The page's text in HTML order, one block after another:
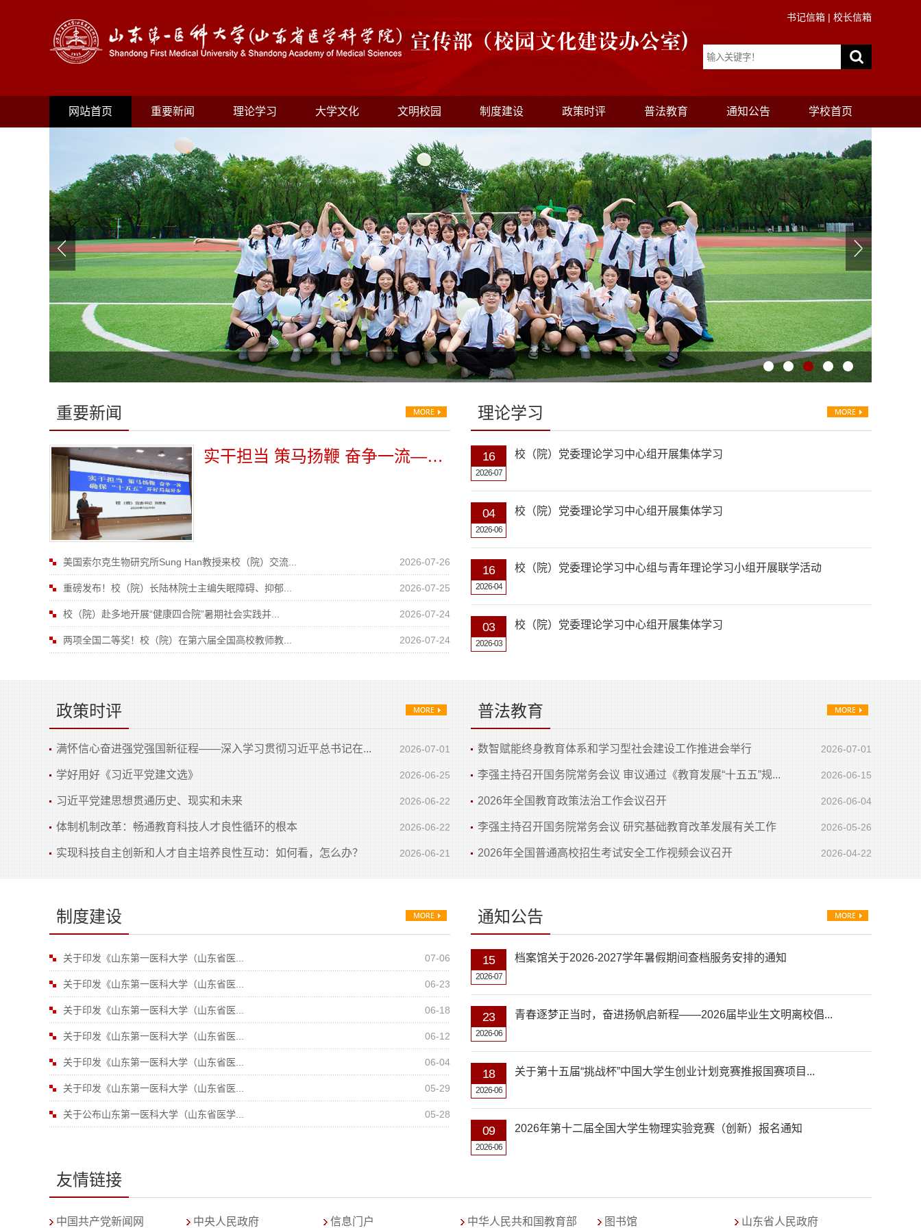
书记信箱 | 校长信箱
网站首页 重要新闻 理论学习 大学文化 文明校园 制度建设 政策时评 普法教育 通知公告 学校首页
重要新闻
实干担当 策马扬鞭 奋争一流——校（院）召开2026...
2026-07-26
美国索尔克生物研究所Sung Han教授来校（院）交流...
2026-07-25
重磅发布！校（院）长陆林院士主编失眠障碍、抑郁...
2026-07-24
校（院）赴多地开展“健康四合院”暑期社会实践并...
2026-07-24
两项全国二等奖！校（院）在第六届全国高校教师教...
理论学习
16
2026-07
校（院）党委理论学习中心组开展集体学习
04
2026-06
校（院）党委理论学习中心组开展集体学习
16
2026-04
校（院）党委理论学习中心组与青年理论学习小组开展联学活动
03
2026-03
校（院）党委理论学习中心组开展集体学习
15
2026-01
校（院）党委理论学习中心组开展集体学习
政策时评
2026-07-01
满怀信心奋进强党强国新征程——深入学习贯彻习近平总书记在...
2026-06-25
学好用好《习近平党建文选》
2026-06-22
习近平党建思想贯通历史、现实和未来
2026-06-22
体制机制改革：畅通教育科技人才良性循环的根本
2026-06-21
实现科技自主创新和人才自主培养良性互动：如何看，怎么办？
普法教育
2026-07-01
数智赋能终身教育体系和学习型社会建设工作推进会举行
2026-06-15
李强主持召开国务院常务会议 审议通过《教育发展“十五五”规...
2026-06-04
2026年全国教育政策法治工作会议召开
2026-05-26
李强主持召开国务院常务会议 研究基础教育改革发展有关工作
2026-04-22
2026年全国普通高校招生考试安全工作视频会议召开
制度建设
07-06
关于印发《山东第一医科大学（山东省医...
06-23
关于印发《山东第一医科大学（山东省医...
06-18
关于印发《山东第一医科大学（山东省医...
06-12
关于印发《山东第一医科大学（山东省医...
06-04
关于印发《山东第一医科大学（山东省医...
05-29
关于印发《山东第一医科大学（山东省医...
05-28
关于公布山东第一医科大学（山东省医学...
通知公告
15
2026-07
档案馆关于2026-2027学年暑假期间查档服务安排的通知
23
2026-06
青春逐梦正当时，奋进扬帆启新程——2026届毕业生文明离校倡...
18
2026-06
关于第十五届“挑战杯”中国大学生创业计划竞赛推报国赛项目...
09
2026-06
2026年第十二届全国大学生物理实验竞赛（创新）报名通知
友情链接
中国共产党新闻网 中央人民政府 信息门户 中华人民共和国教育部 图书馆 山东省人民政府